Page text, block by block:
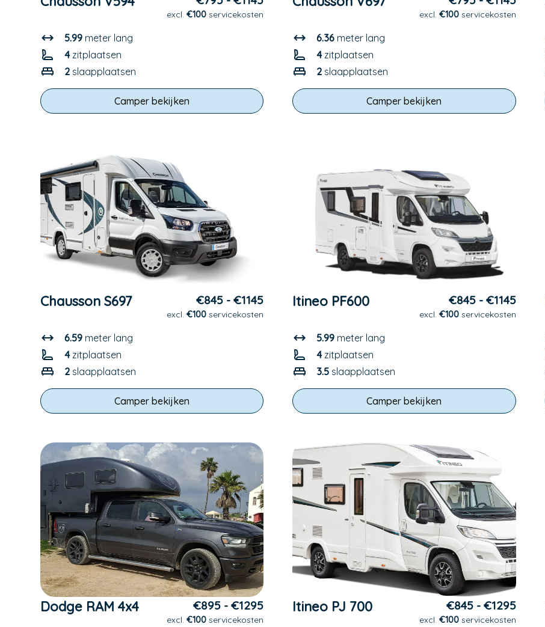
excl.€100 servicekosten
5.99 meter lang
4zitplaatsen
2 slaapplaatsen
Camper bekijken
excl. €100servicekosten
6.36 meter lang
4zitplaatsen
2 slaapplaatsen
Camper bekijken
Chausson S697 €845 - €1145
excl.€100 servicekosten
6.59 meter lang
4zitplaatsen
2 slaapplaatsen
Camper bekijken
Itineo PF600 €845 - €1145
excl. €100servicekosten
5.99 meter lang
4zitplaatsen
3.5 slaapplaatsen
Camper bekijken
Dodge RAM 4x4 €895 - €1295
excl.€100 servicekosten
Itineo PJ 700 €845 - €1295
excl. €100servicekosten